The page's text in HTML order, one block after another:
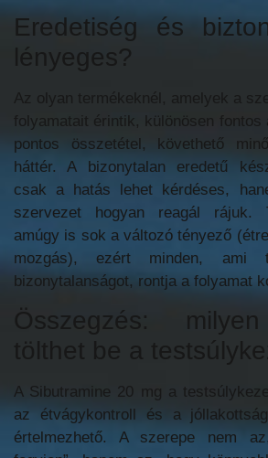
Eredetiség és
lényeges?
Az olyan termékeknél, amelyek a
folyamatait érintik, különösen fontos
pontos összetétel, követhető
háttér. A bizonytalan eredetű
csak a hatás lehet kérdéses,
szervezet hogyan reagál rájuk.
amúgy is sok a változó tényező
mozgás), ezért minden, ami
bizonytalanságot, rontja a folyamat
Összegzés:
tölthet be a
A Sibutramine 20 mg a
az étvágykontroll és a
értelmezhető. A szerepe nem